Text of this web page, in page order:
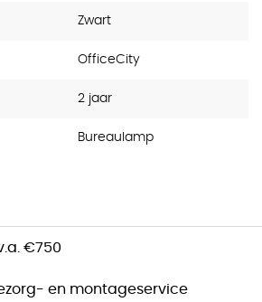
Zwart
OfficeCity
2 jaar
Bureaulamp
€750
en montageservice